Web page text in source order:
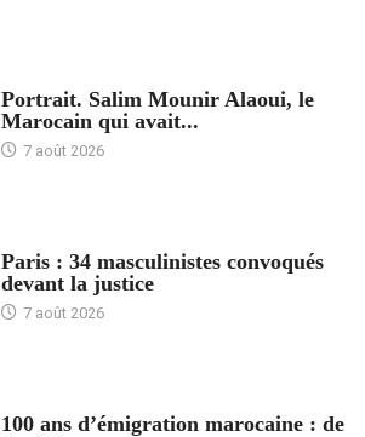
Portrait. Salim Mounir Alaoui, le
Marocain qui avait...
7 août 2026
Paris : 34 masculinistes convoqués
devant la justice
7 août 2026
100 ans d’émigration marocaine : de